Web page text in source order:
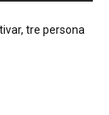
tre persona